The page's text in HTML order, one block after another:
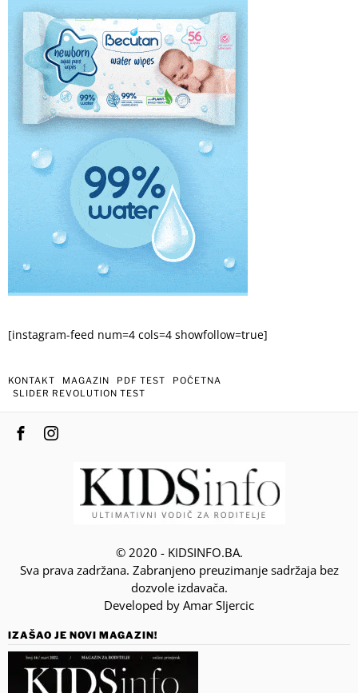
[instagram-feed num=4 cols=4 showfollow=true]
KONTAKT MAGAZIN PDF TEST
POČETNA
SLIDER REVOLUTION TEST
© 2020 - KIDSINFO.BA.
Sva prava zadržana. Zabranjeno preuzimanje sadržaja bez
dozvole izdavača.
Developed by Amar SIjercic
IZAŠAO JE NOVI MAGAZIN!